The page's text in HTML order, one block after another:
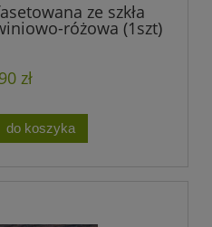
ze szkła
różowa (1szt)
zł
do koszyka